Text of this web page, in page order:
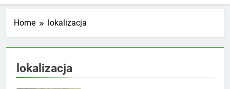
Home lokalizacja
lokalizacja